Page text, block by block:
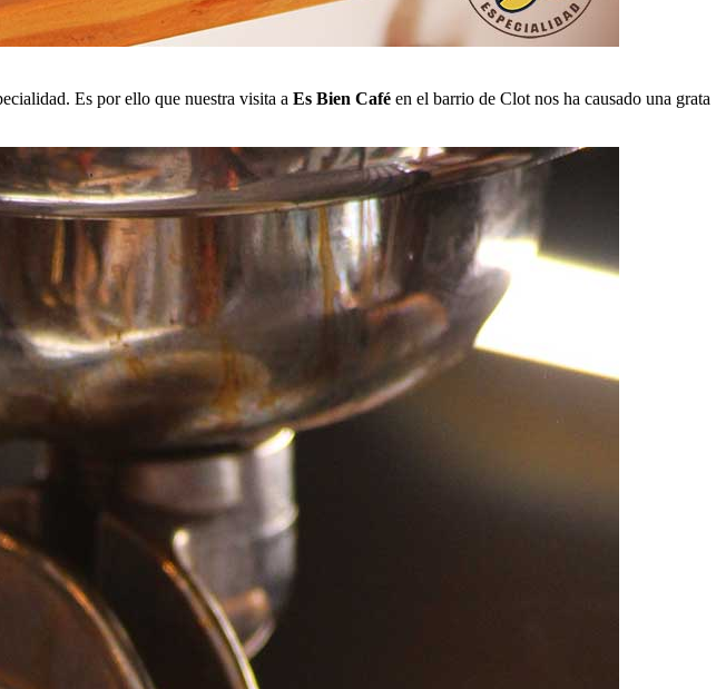
Es por ello que nuestra visita a Es Bien Café en el barrio de Clot nos ha causado una grata